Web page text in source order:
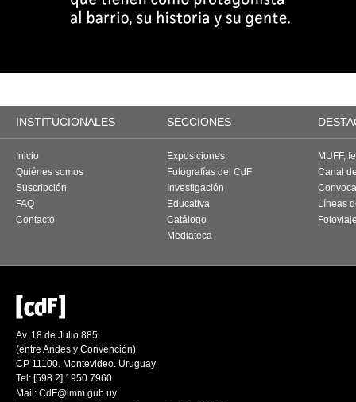
INSTITUCIONALES SECCIONES
Inicio
Quiénes somos
Suscripción
FAQ
Contacto
Exposiciones
Fotografías del CdF
Investigación
Educativa
Catálogo
Mediateca
MUFF,
Canal
Líneas
Av. 18 de Julio 885
(entre Andes y Convención)
CP 11100. Montevideo. Uruguay
Tel: [598 2] 1950 7960
Mail: CdF@imm.gub.uy